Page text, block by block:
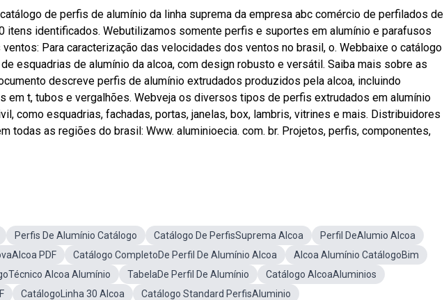
de perfis de alumínio da linha suprema da empresa abc comércio de perfilados de
itens identificados. Webutilizamos somente perfis e suportes em alumínio e parafusos
Para caracterização das velocidades dos ventos no brasil, o. Webbaixe o catálogo
esquadrias de alumínio da alcoa, com design robusto e versátil. Saiba mais sobre as
descreve perfis de alumínio extrudados produzidos pela alcoa, incluindo
em t, tubos e vergalhões. Webveja os diversos tipos de perfis extrudados em alumínio
como esquadrias, fachadas, portas, janelas, box, lambris, vitrines e mais. Distribuidores
todas as regiões do brasil: Www. aluminioecia. com. br. Projetos, perfis, componentes,
Perfis De Alumínio Catálogo Catálogo De PerfisSuprema Alcoa
Perfil DeAlumio Alcoa
PDF Catálogo CompletoDe Perfil De Alumínio Alcoa
Alcoa Alumínio CatálogoBim
Alcoa Alumínio TabelaDe Perfil De Alumínio
Catálogo AlcoaAluminios
CatálogoLinha 30 Alcoa
Catálogo Standard PerfisAluminio